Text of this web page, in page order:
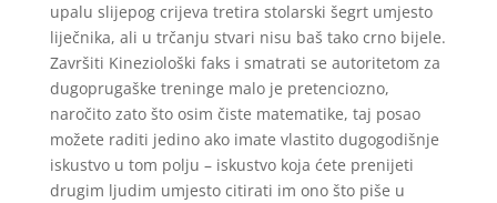
upalu slijepog crijeva tretira stolarski šegrt umjesto
liječnika, ali u trčanju stvari nisu baš tako crno bijele.
Završiti Kineziološki faks i smatrati se autoritetom za
dugoprugaške treninge malo je pretenciozno,
naročito zato što osim čiste matematike, taj posao
možete raditi jedino ako imate vlastito dugogodišnje
iskustvo u tom polju – iskustvo koja ćete prenijeti
drugim ljudim umjesto citirati im ono što piše u